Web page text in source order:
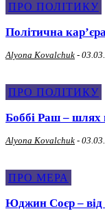
ПРО ПОЛІТИКУ
Політична
Alyona Kovalchuk -
ПРО ПОЛІТИКУ
Боббі Раш – шлях
Alyona Kovalchuk -
ПРО МЕРА
Юджин Соєр – від